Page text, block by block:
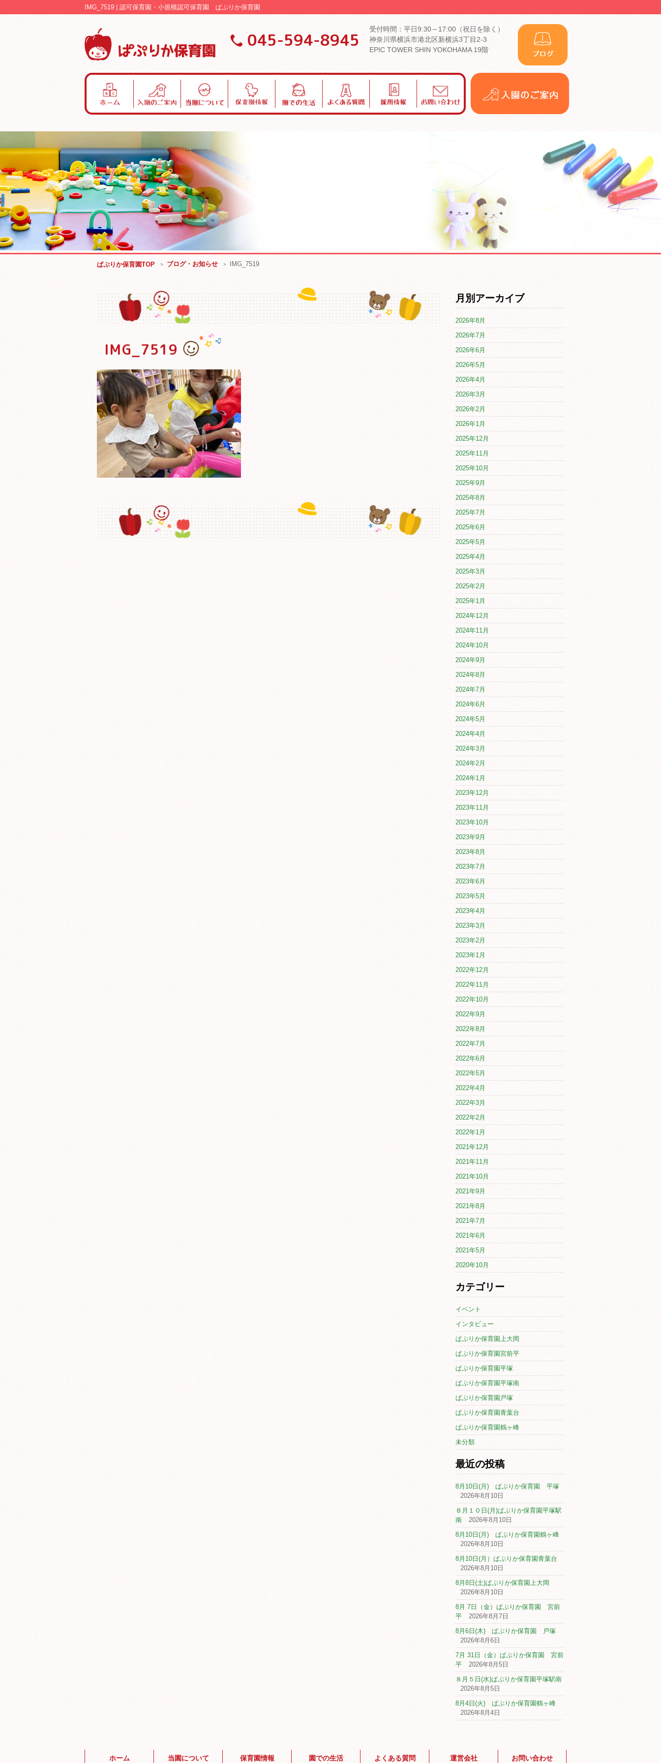
IMG_7519 | 認可保育園・小規模認可保育園 ぱぷりか保育園
045-594-8945
受付時間：平日9:30～17:00（祝日を除く）
神奈川県横浜市港北区新横浜3丁目2-3
EPIC TOWER SHIN YOKOHAMA 19階
の
ご
内
に
つ
て
情
生
あ
る
い
合
ぱぷりか保育園TOP ブログ・お知らせ IMG_7519
IMG_7519
月別アーカイブ
2026年8月
2026年7月
2026年6月
2026年5月
2026年4月
2026年3月
2026年2月
2026年1月
2025年12月
2025年11月
2025年10月
2025年9月
2025年8月
2025年7月
2025年6月
2025年5月
2025年4月
2025年3月
2025年2月
2025年1月
2024年12月
2024年11月
2024年10月
2024年9月
2024年8月
2024年7月
2024年6月
2024年5月
2024年4月
2024年3月
2024年2月
2024年1月
2023年12月
2023年11月
2023年10月
2023年9月
2023年8月
2023年7月
2023年6月
2023年5月
2023年4月
2023年3月
2023年2月
2023年1月
2022年12月
2022年11月
2022年10月
2022年9月
2022年8月
2022年7月
2022年6月
2022年5月
2022年4月
2022年3月
2022年2月
2022年1月
2021年12月
2021年11月
2021年10月
2021年9月
2021年8月
2021年7月
2021年6月
2021年5月
2020年10月
カテゴリー
イベント
インタビュー
ぱぷりか保育園上大岡
ぱぷりか保育園宮前平
ぱぷりか保育園平塚
ぱぷりか保育園平塚南
ぱぷりか保育園戸塚
ぱぷりか保育園青葉台
ぱぷりか保育園鶴ヶ峰
未分類
最近の投稿
8月10日(月) ぱぷりか保育園 平塚
2026年8月10日
８月１０日(月)ぱぷりか保育園平塚駅
南
2026年8月10日
8月10日(月) ぱぷりか保育園鶴ヶ峰
2026年8月10日
8月10日(月）ぱぷりか保育園青葉台
2026年8月10日
8月8日(土)ぱぷりか保育園上大岡
2026年8月10日
8月 7日（金）ぱぷりか保育園 宮前
平
2026年8月7日
8月6日(木) ぱぷりか保育園 戸塚
2026年8月6日
7月 31日（金）ぱぷりか保育園 宮前
平
2026年8月5日
８月５日(水)ぱぷりか保育園平塚駅南
2026年8月5日
8月4日(火) ぱぷりか保育園鶴ヶ峰
2026年8月4日
ホーム 当園について 保育園情報 園での生活 よくある質問 運営会社 お問い合わせ